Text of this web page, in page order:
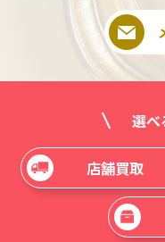
選べ
店舗買取